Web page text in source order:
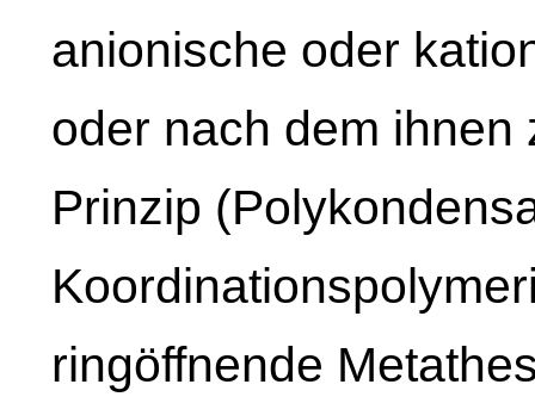
anionische oder
oder nach dem
Prinzip
ringöffnende